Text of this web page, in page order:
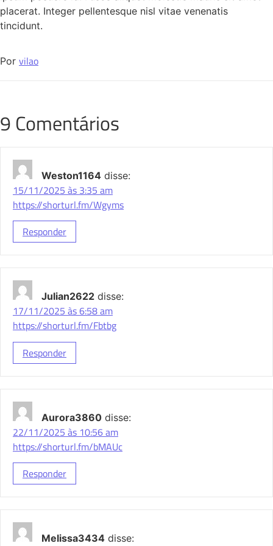
placerat. Integer pellentesque nisl vitae venenatis
tincidunt.
Por vilao
9 Comentários
Weston1164 disse:
15/11/2025 às 3:35 am
https://shorturl.fm/Wgyms
Responder
Julian2622 disse:
17/11/2025 às 6:58 am
https://shorturl.fm/Fbtbg
Responder
Aurora3860 disse:
22/11/2025 às 10:56 am
https://shorturl.fm/bMAUc
Responder
Melissa3434 disse: